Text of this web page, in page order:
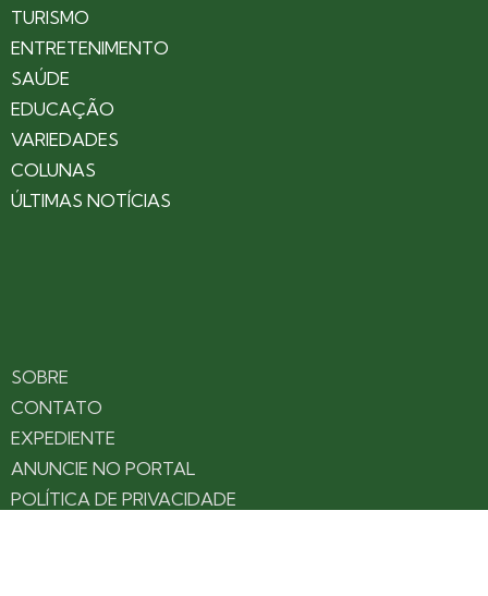
TURISMO
ENTRETENIMENTO
SAÚDE
EDUCAÇÃO
VARIEDADES
COLUNAS
ÚLTIMAS NOTÍCIAS
SOBRE
CONTATO
EXPEDIENTE
ANUNCIE NO PORTAL
POLÍTICA DE PRIVACIDADE